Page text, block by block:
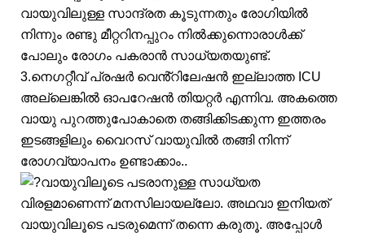
വായുവിലുള്ള സാന്ദ്രത കൂടുന്നതും രോഗിയിൽ
നിന്നും രണ്ടു മീറ്ററിനപ്പുറം നിൽക്കുന്നൊരാൾക്ക്
പോലും രോഗം പകരാൻ സാധ്യതയുണ്ട്.
3.നെഗറ്റീവ് പ്രഷർ വെൻ്റിലേഷൻ ഇല്ലാത്ത ICU
അല്ലെങ്കിൽ ഓപറേഷൻ തിയറ്റർ എന്നിവ. അകത്തെ
വായു പുറത്തുപോകാതെ തങ്ങിക്കിടക്കുന്ന ഇത്തരം
ഇടങ്ങളിലും വൈറസ് വായുവിൽ തങ്ങി നിന്ന്
രോഗവ്യാപനം ഉണ്ടാക്കാം..
വായുവിലൂടെ പടരാനുള്ള സാധ്യത
വിരളമാണെന്ന് മനസിലായല്ലോ. അഥവാ ഇനിയത്
വായുവിലൂടെ പടരുമെന്ന് തന്നെ കരുതൂ. അപ്പോൾ